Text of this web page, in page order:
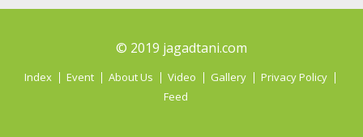
© 2019 jagadtani.com
Index Event About Us Video Gallery
Privacy Policy
Feed